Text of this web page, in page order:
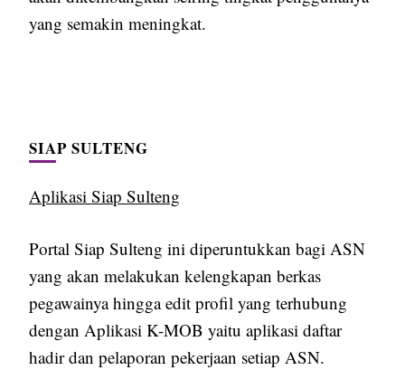
yang semakin meningkat.
SIAP SULTENG
Aplikasi Siap Sulteng
Portal Siap Sulteng ini diperuntukkan bagi ASN
yang akan melakukan kelengkapan berkas
pegawainya hingga edit profil yang terhubung
dengan Aplikasi K-MOB yaitu aplikasi daftar
hadir dan pelaporan pekerjaan setiap ASN.